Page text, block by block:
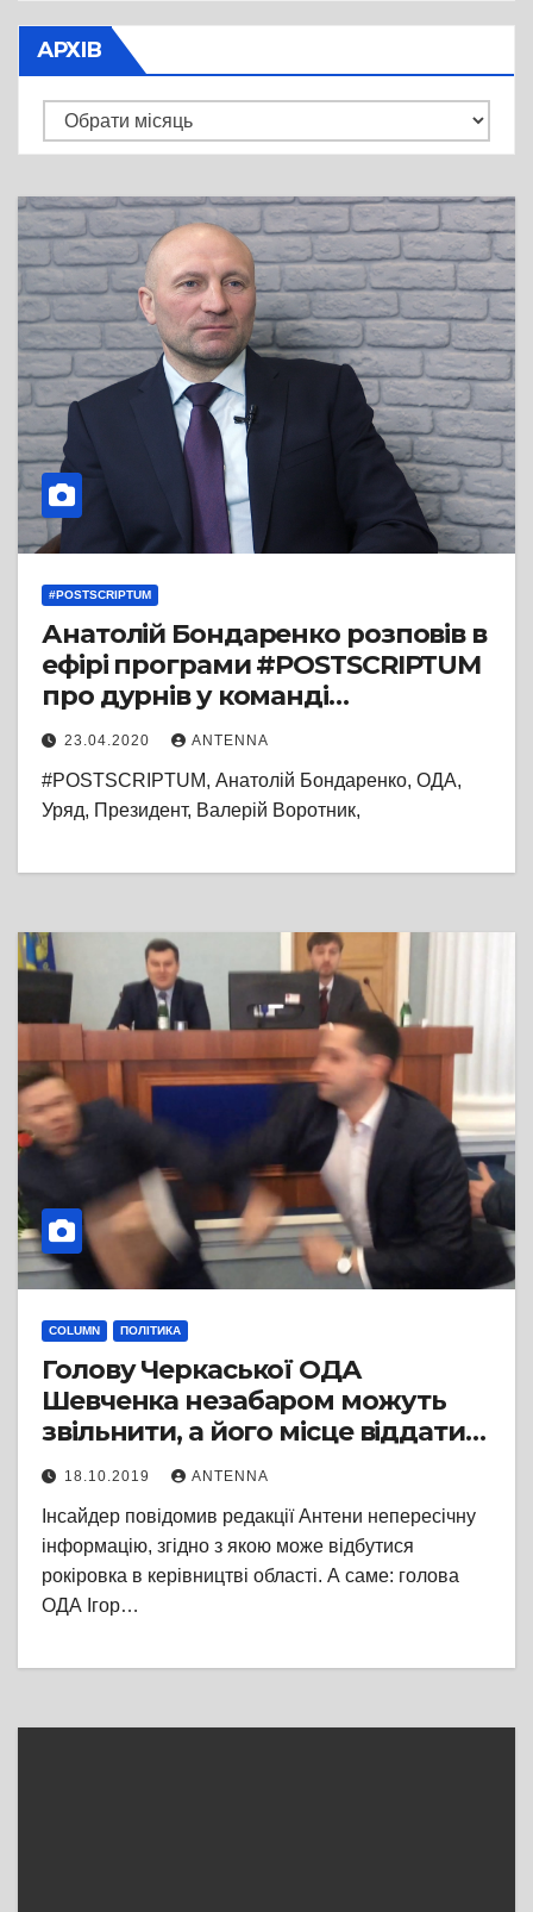
АРХІВ
Архів
#POSTSCRIPTUM
Анатолій Бондаренко розповів в
ефірі програми #POSTSCRIPTUM
про дурнів у команді
Президента
23.04.2020 ANTENNA
#POSTSCRIPTUM, Анатолій Бондаренко, ОДА,
Уряд, Президент, Валерій Воротник,
COLUMN ПОЛІТИКА
Голову Черкаської ОДА
Шевченка незабаром можуть
звільнити, а його місце віддати
ставленику криміналітету?
18.10.2019 ANTENNA
Інсайдер повідомив редакції Антени непересічну
інформацію, згідно з якою може відбутися
рокіровка в керівництві області. А саме: голова
ОДА Ігор…